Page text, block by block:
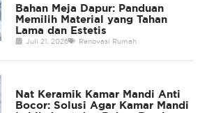
Bahan Meja Dapur: Panduan
Memilih Material yang Tahan
Lama dan Estetis
Juli 21, 2026 Renovasi Rumah
Nat Keramik Kamar Mandi Anti
Bocor: Solusi Agar Kamar Mandi